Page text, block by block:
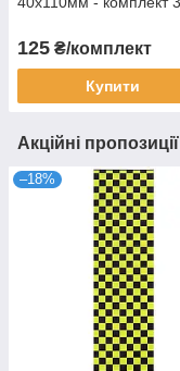
125 ₴/комплект
Купити
Акційні
–18%